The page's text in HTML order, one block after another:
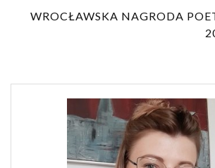
WROCŁAWSKA NAGRODA